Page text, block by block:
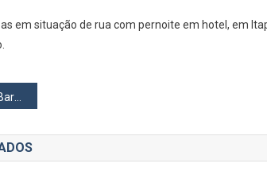
em situação de rua com pernoite em hotel, em
Maker